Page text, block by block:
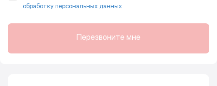
обработку персональных данных
Перезвоните мне